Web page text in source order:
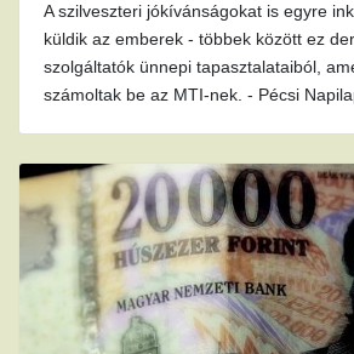
A szilveszteri jókívánságokat is egyre
küldik az emberek - többek között ez
szolgáltatók ünnepi tapasztalataiból,
számoltak be az MTI-nek. - Pécsi